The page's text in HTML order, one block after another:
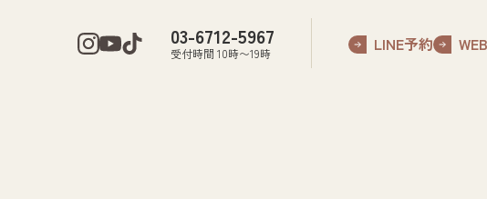
03-6712-5967
受付時間 10時〜19時 LINE予約